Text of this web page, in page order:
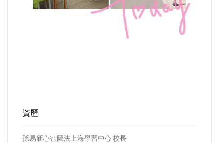
資歷
孫易新心智圖法上海學習中心 校長